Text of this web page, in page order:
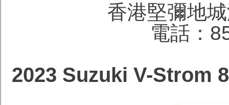
香港堅彌地
電話：
2023 Suzuki V-Strom